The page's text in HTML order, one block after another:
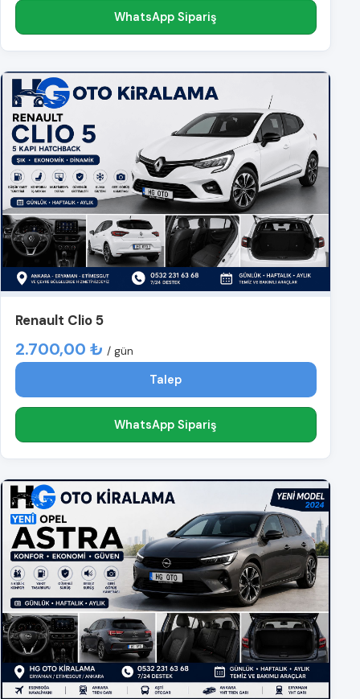
WhatsApp Sipariş
Renault Clio 5
2.700,00 ₺ / gün
Talep
WhatsApp Sipariş